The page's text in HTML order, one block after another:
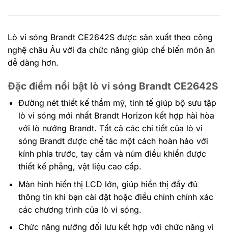
Lò vi sóng Brandt CE2642S được sản xuất theo công
nghệ châu Âu với đa chức năng giúp chế biến món ăn
dễ dàng hơn.
Đặc điểm nổi bật lò vi sóng Brandt CE2642S
Đường nét thiết kế thẩm mỹ, tinh tế giúp bộ sưu tập
lò vi sóng mới nhất Brandt Horizon kết hợp hài hòa
với lò nướng Brandt. Tất cả các chi tiết của lò vi
sóng Brandt được chế tác một cách hoàn hảo với
kính phía trước, tay cầm và núm điều khiển được
thiết kế phẳng, vật liệu cao cấp.
Màn hình hiển thị LCD lớn, giúp hiển thị đầy đủ
thông tin khi bạn cài đặt hoặc điều chỉnh chính xác
các chương trình của lò vi sóng.
Chức năng nướng đối lưu kết hợp với chức năng vi